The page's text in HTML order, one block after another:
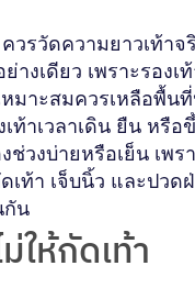
วรวัดความยาวเท้า
ย่างเดียว เพราะรอ
มาะสมควรเหลือพื้น
ท้าเวลาเดิน ยืน หรือ
วงบ่ายหรือเย็น เพร
เท้า เจ็บนิ้ว และปวด
กัน
ให้กัดเท้า